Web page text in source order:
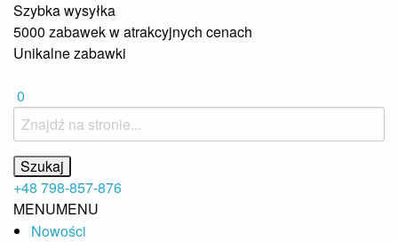
Szybka wysyłka
5000 zabawek w atrakcyjnych cenach
Unikalne zabawki
0
+48 798-857-876
MENUMENU
Nowości